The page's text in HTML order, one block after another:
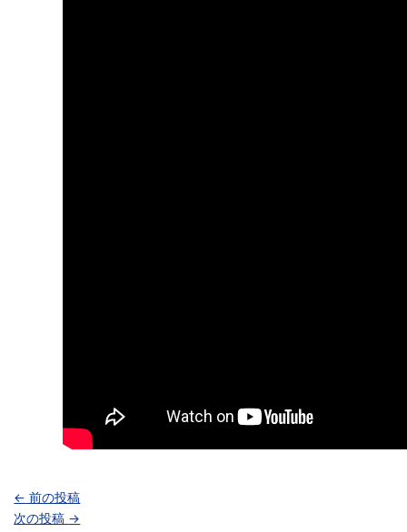
← 前の投稿
次の投稿 →